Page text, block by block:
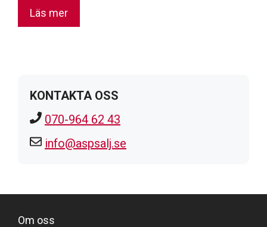
Läs mer
KONTAKTA OSS
070-964 62 43
info@aspsalj.se
Om oss